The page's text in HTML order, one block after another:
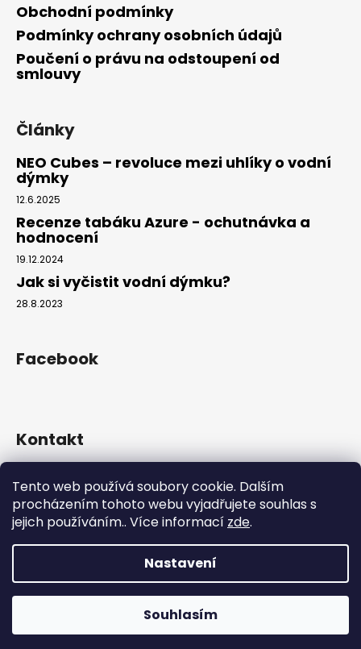
Tento web používá soubory cookie. Dalším
procházením tohoto webu vyjadřujete souhlas s
jejich používáním.. Více informací zde.
Nastavení
Souhlasím
Obchodní podmínky
Podmínky ochrany osobních údajů
Poučení o právu na odstoupení od
smlouvy
Články
NEO Cubes – revoluce mezi uhlíky o vodní
dýmky
12.6.2025
Recenze tabáku Azure - ochutnávka a
hodnocení
19.12.2024
Jak si vyčistit vodní dýmku?
28.8.2023
Facebook
Kontakt
+420 739 522 572
hookah_gang.cz/
Copyright 2026Hookah Gang. Všechna práva vyhrazena.